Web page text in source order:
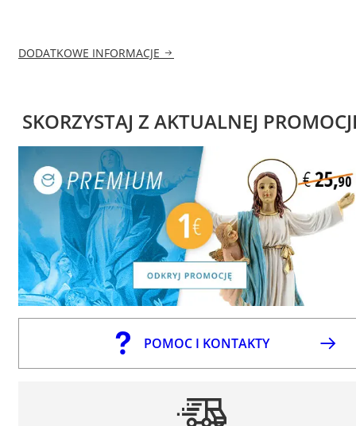
DODATKOWE INFORMACJE
SKORZYSTAJ Z AKTUALNEJ
POMOC I KONTAKTY